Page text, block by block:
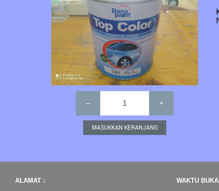
– 1 +
ALAMAT :
WAKTU